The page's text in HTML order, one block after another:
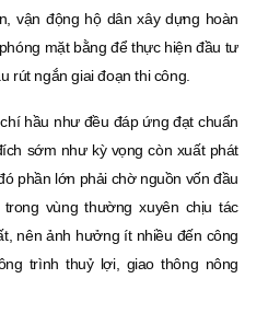
vận động hộ dân xây dựng hoàn
mặt bằng để thực hiện đầu tư
rút ngắn giai đoạn thi công.
hầu như đều đáp ứng đạt chuẩn
sớm như kỳ vọng còn xuất phát
phần lớn phải chờ nguồn vốn đầu
vùng thường xuyên chịu tác
nên ảnh hưởng ít nhiều đến công
trình thuỷ lợi, giao thông nông